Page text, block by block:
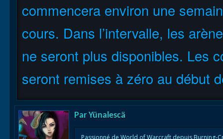
commencera environ une
cours. Dans l’intervalle, les
ne seront plus disponibles. Les
seront remises à zéro au début
Par Yünalescä
Passionné de World of Warcraft depuis Burning-